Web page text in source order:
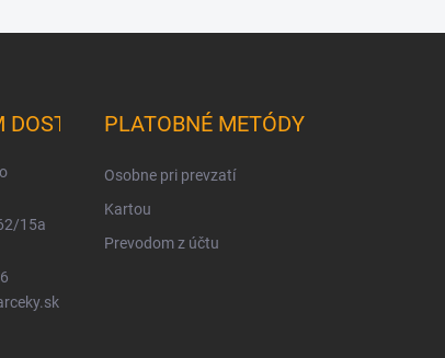
DOSTANETE
15a
PLATOBNÉ METÓDY
Osobne pri prevzatí
Kartou
Prevodom z účtu